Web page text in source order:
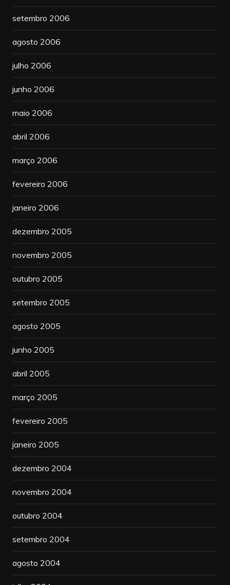
setembro 2006
agosto 2006
julho 2006
junho 2006
maio 2006
abril 2006
março 2006
fevereiro 2006
janeiro 2006
dezembro 2005
novembro 2005
outubro 2005
setembro 2005
agosto 2005
junho 2005
abril 2005
março 2005
fevereiro 2005
janeiro 2005
dezembro 2004
novembro 2004
outubro 2004
setembro 2004
agosto 2004